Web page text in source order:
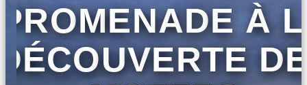
PROMENADE À